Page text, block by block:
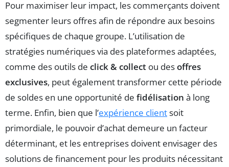
Pour maximiser leur impact, les commerçants doivent
segmenter leurs offres afin de répondre aux besoins
spécifiques de chaque groupe. L’utilisation de
stratégies numériques via des plateformes adaptées,
comme des outils de click & collect ou desoffres
exclusives, peut également transformer cette période
de soldes en une opportunité de fidélisation à long
terme. Enfin, bien que l’expérience clientsoit
primordiale, le pouvoir d’achat demeure un facteur
déterminant, et les entreprises doivent envisager des
solutions de financement pour les produits nécessitant